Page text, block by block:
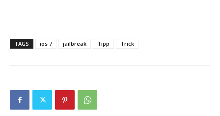
TAGS ios 7 jailbreak Tipp Trick